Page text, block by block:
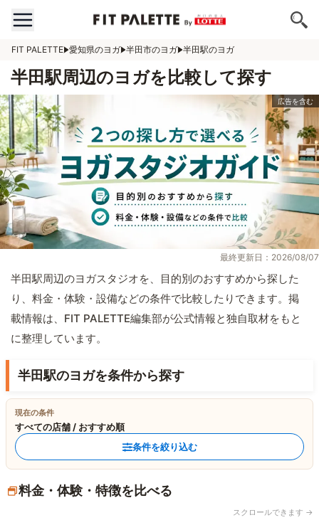
FIT PALETTE 愛知県のヨガ 半田市のヨガ 半田駅のヨガ
半田駅周辺のヨガを比較して探す
最終更新日：2026/08/07
半田駅周辺のヨガスタジオを、目的別のおすすめから探した
り、料金・体験・設備などの条件で比較したりできます。掲
載情報は、FIT PALETTE編集部が公式情報と独自取材をもと
に整理しています。
半田駅のヨガを条件から探す
現在の条件
すべての店舗 / おすすめ順
条件を絞り込む
料金・体験・特徴を比べる
スクロールできます →